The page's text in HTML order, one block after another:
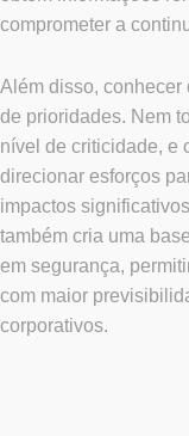
comprometer a
Além disso, conhecer
de prioridades. Nem
nível de criticidade, e
direcionar esforços
impactos
também cria uma
em segurança,
com maior
corporativos.